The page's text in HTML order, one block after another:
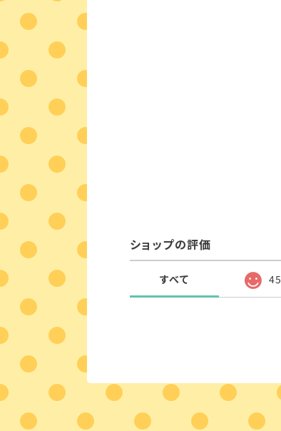
ショップの評価
すべて 45